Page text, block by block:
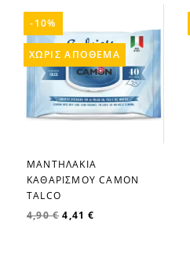
favorite_border
ΜΑΝΤΗΛΑΚΙΑ
ΚΑΘΑΡΙΣΜΟΥ CAMON
TALCO
4,90 € 4,41 €
-10%
ΧΩΡΊΣ ΑΠΌΘΕΜΑ